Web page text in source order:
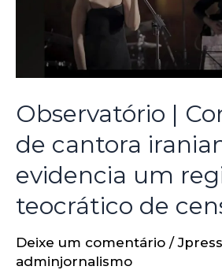
Observatório |
de cantora
evidencia um
teocrático de
Deixe um comentário /Jpress
adminjornalismo